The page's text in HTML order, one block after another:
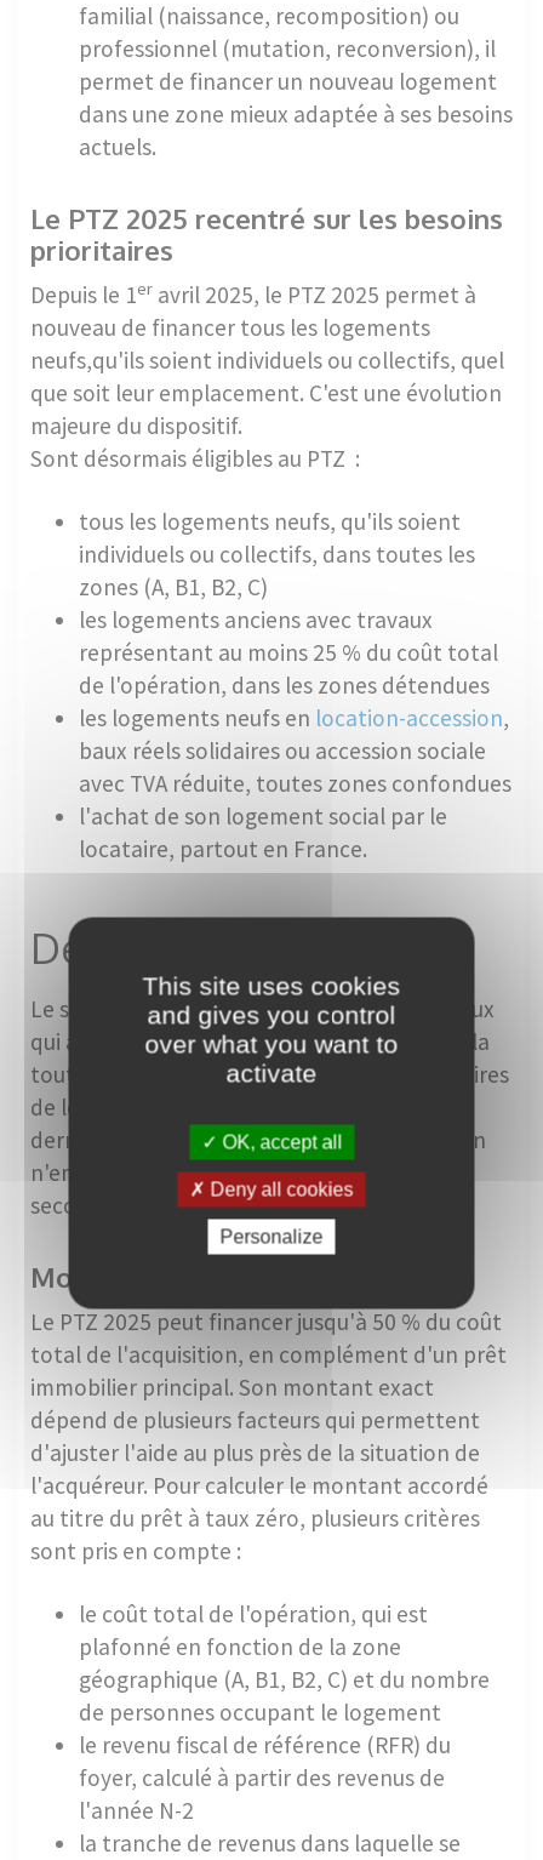
familial (naissance, recomposition) ou
professionnel (mutation, reconversion), il
permet de financer un nouveau logement
dans une zone mieux adaptée à ses besoins
actuels.
Le PTZ 2025 recentré sur les besoins
prioritaires
Depuis le 1er avril 2025, le PTZ 2025 permet à
nouveau de financer tous les logements
neufs,qu'ils soient individuels ou collectifs, quel
que soit leur emplacement. C'est une évolution
majeure du dispositif.
Sont désormais éligibles au PTZ :
tous les logements neufs, qu'ils soient
individuels ou collectifs, dans toutes les
zones (A, B1, B2, C)
les logements anciens avec travaux
représentant au moins 25 % du coût total
de l'opération, dans les zones détendues
les logements neufs en location-accession,
baux réels solidaires ou accession sociale
avec TVA réduite, toutes zones confondues
l'achat de son logement social par le
locataire, partout en France.
Définition
Le statut de primo-accédant s'applique à ceux
qui achètent un bien - neuf ou ancien - pour la
toute première fois, sans avoir été propriétaires
de leur résidence principale durant les deux
dernières années. Néanmoins, cette situation
n'empêche pas de détenir une résidence
secondaire.
Montant et remboursement
Le PTZ 2025 peut financer jusqu'à 50 % du coût
total de l'acquisition, en complément d'un prêt
immobilier principal. Son montant exact
dépend de plusieurs facteurs qui permettent
d'ajuster l'aide au plus près de la situation de
l'acquéreur. Pour calculer le montant accordé
au titre du prêt à taux zéro, plusieurs critères
sont pris en compte :
le coût total de l'opération, qui est
plafonné en fonction de la zone
géographique (A, B1, B2, C) et du nombre
de personnes occupant le logement
le revenu fiscal de référence (RFR) du
foyer, calculé à partir des revenus de
l'année N-2
la tranche de revenus dans laquelle se
This site uses cookies
and gives you control
over what you want to
activate
OK, accept all
Deny all cookies
Personalize